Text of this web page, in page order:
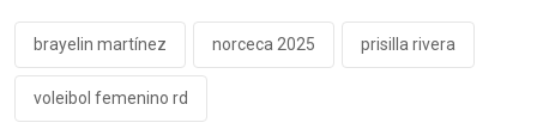
brayelin martínez norceca 2025 prisilla rivera
voleibol femenino rd